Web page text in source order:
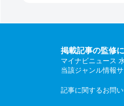
掲載記事の監修
マイナビニュース
当該ジャンル情報
記事に関するお問